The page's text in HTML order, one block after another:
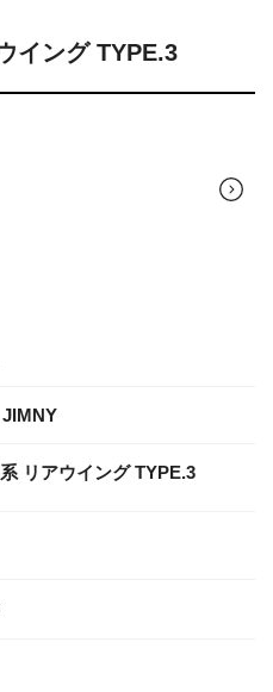
イング TYPE.3
リアウイング TYPE.3